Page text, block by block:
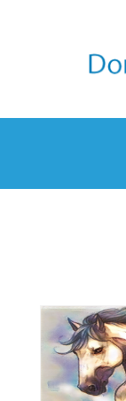
NEWS
BLOG
KONTAKT